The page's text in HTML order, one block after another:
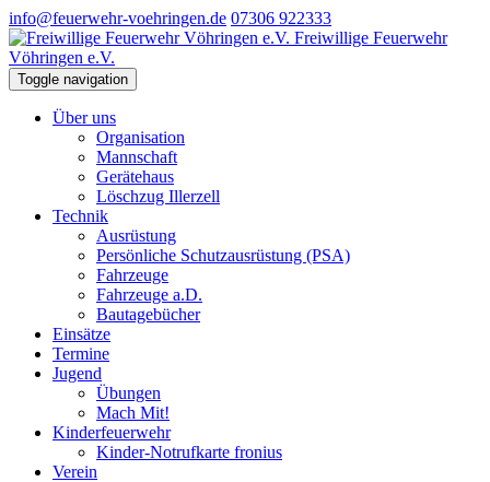
info@feuerwehr-voehringen.de 07306 922333
Freiwillige Feuerwehr
Vöhringen e.V.
Toggle navigation
Über uns
Organisation
Mannschaft
Gerätehaus
Löschzug Illerzell
Technik
Ausrüstung
Persönliche Schutzausrüstung (PSA)
Fahrzeuge
Fahrzeuge a.D.
Bautagebücher
Einsätze
Termine
Jugend
Übungen
Mach Mit!
Kinderfeuerwehr
Kinder-Notrufkarte fronius
Verein